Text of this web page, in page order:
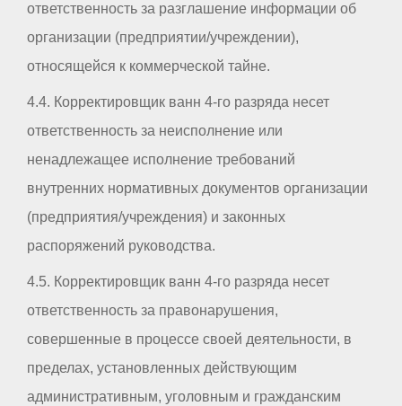
ответственность за разглашение информации об
организации (предприятии/учреждении),
относящейся к коммерческой тайне.
4.4. Корректировщик ванн 4-го разряда несет
ответственность за неисполнение или
ненадлежащее исполнение требований
внутренних нормативных документов организации
(предприятия/учреждения) и законных
распоряжений руководства.
4.5. Корректировщик ванн 4-го разряда несет
ответственность за правонарушения,
совершенные в процессе своей деятельности, в
пределах, установленных действующим
административным, уголовным и гражданским